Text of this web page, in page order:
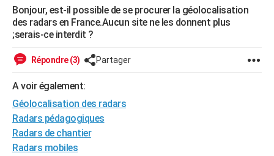
Essais
Réserver un essai
Citadines
Berlines
SUV
Forum auto
+HIGH-TECH
Mobiles
Meilleur smartphone
Internet
Ordinateurs
Jeux vidéo
Guide high-tech
+
Forum
Aménagement intérieur
Extérieur
Cuisine
Salle de bains
Jardinage
Rangement
WEEK-END
Guides de France
Escapades
Patrimoine
Expositions
Musées
Week-end nature
+LIFESTYLE
Art de vivre
Bien-être
Loisirs
Mode
Modes de vie
SANTE
Alimentation
Guide de la santé
Maladies
Médicaments
Sommeil
VOYAGE
Bonjour, est-il possible de se procurer la géolocalisation
des radars en France.Aucun site ne les donnent plus
;serais-ce interdit ?
Répondre (3) Partager
A voir également:
Géolocalisation des radars
Radars pédagogiques
Radars de chantier
Radars mobiles